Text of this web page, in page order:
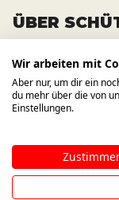
Container mieten
Transporte
Zusammenarbeit
Registrierung
ÜBER
Über das
Offene Stellen
News und Presse
WIR BAUEN
KANÄLE
Impressum
©2026SCHÜTTFLIX
Wir arbeiten mit
Aber nur, um dir ein
du mehr über die von
Einstellungen.